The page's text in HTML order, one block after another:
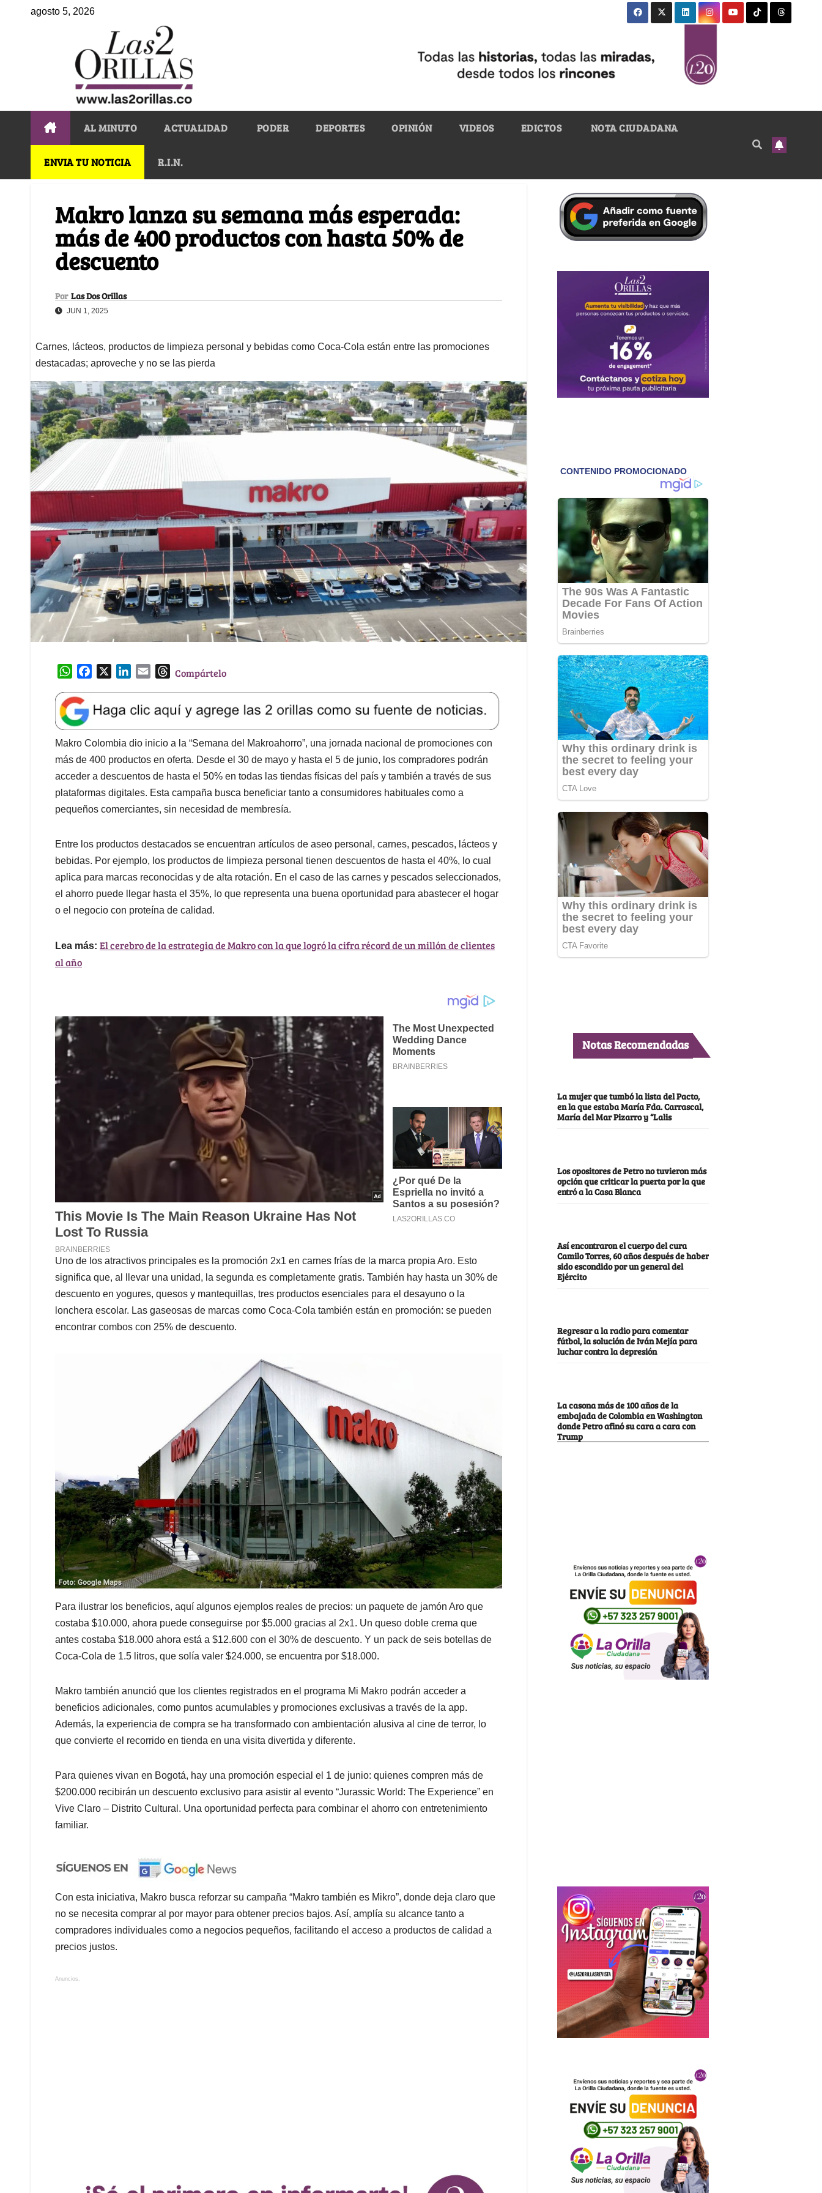
agosto 5, 2026
AL MINUTO ACTUALIDAD PODER DEPORTES OPINIÓN VIDEOS EDICTOS NOTA CIUDADANA
ENVIA TU NOTICIA R.I.N.
Makro lanza su semana más esperada:
más de 400 productos con hasta 50% de
descuento
Por Las Dos Orillas
JUN 1, 2025
Carnes, lácteos, productos de limpieza personal y bebidas como Coca-Cola están entre las promociones
destacadas; aproveche y no se las pierda
W
a
t
s
A
p
p
e
b
o
o
k
k
e
d
I
n
l
T
e
a
d
s
Compártelo
Makro Colombia dio inicio a la “Semana del Makroahorro”, una jornada nacional de promociones con
más de 400 productos en oferta. Desde el 30 de mayo y hasta el 5 de junio, los compradores podrán
acceder a descuentos de hasta el 50% en todas las tiendas físicas del país y también a través de sus
plataformas digitales. Esta campaña busca beneficiar tanto a consumidores habituales como a
pequeños comerciantes, sin necesidad de membresía.
Entre los productos destacados se encuentran artículos de aseo personal, carnes, pescados, lácteos y
bebidas. Por ejemplo, los productos de limpieza personal tienen descuentos de hasta el 40%, lo cual
aplica para marcas reconocidas y de alta rotación. En el caso de las carnes y pescados seleccionados,
el ahorro puede llegar hasta el 35%, lo que representa una buena oportunidad para abastecer el hogar
o el negocio con proteína de calidad.
Lea más: El cerebro de la estrategia de Makro con la que logró la cifra récord de un millón de clientes
al año
Uno de los atractivos principales es la promoción 2x1 en carnes frías de la marca propia Aro. Esto
significa que, al llevar una unidad, la segunda es completamente gratis. También hay hasta un 30% de
descuento en yogures, quesos y mantequillas, tres productos esenciales para el desayuno o la
lonchera escolar. Las gaseosas de marcas como Coca-Cola también están en promoción: se pueden
encontrar combos con 25% de descuento.
Para ilustrar los beneficios, aquí algunos ejemplos reales de precios: un paquete de jamón Aro que
costaba $10.000, ahora puede conseguirse por $5.000 gracias al 2x1. Un queso doble crema que
antes costaba $18.000 ahora está a $12.600 con el 30% de descuento. Y un pack de seis botellas de
Coca-Cola de 1.5 litros, que solía valer $24.000, se encuentra por $18.000.
Makro también anunció que los clientes registrados en el programa Mi Makro podrán acceder a
beneficios adicionales, como puntos acumulables y promociones exclusivas a través de la app.
Además, la experiencia de compra se ha transformado con ambientación alusiva al cine de terror, lo
que convierte el recorrido en tienda en una visita divertida y diferente.
Para quienes vivan en Bogotá, hay una promoción especial el 1 de junio: quienes compren más de
$200.000 recibirán un descuento exclusivo para asistir al evento “Jurassic World: The Experience” en
Vive Claro – Distrito Cultural. Una oportunidad perfecta para combinar el ahorro con entretenimiento
familiar.
Con esta iniciativa, Makro busca reforzar su campaña “Makro también es Mikro”, donde deja claro que
no se necesita comprar al por mayor para obtener precios bajos. Así, amplía su alcance tanto a
compradores individuales como a negocios pequeños, facilitando el acceso a productos de calidad a
precios justos.
Anuncios.
Notas Recomendadas
La mujer que tumbó la lista del Pacto,
en la que estaba María Fda. Carrascal,
María del Mar Pizarro y “Lalis
Los opositores de Petro no tuvieron más
opción que criticar la puerta por la que
entró a la Casa Blanca
Así encontraron el cuerpo del cura
Camilo Torres, 60 años después de haber
sido escondido por un general del
Ejército
Regresar a la radio para comentar
fútbol, la solución de Iván Mejía para
luchar contra la depresión
La casona más de 100 años de la
embajada de Colombia en Washington
donde Petro afinó su cara a cara con
Trump